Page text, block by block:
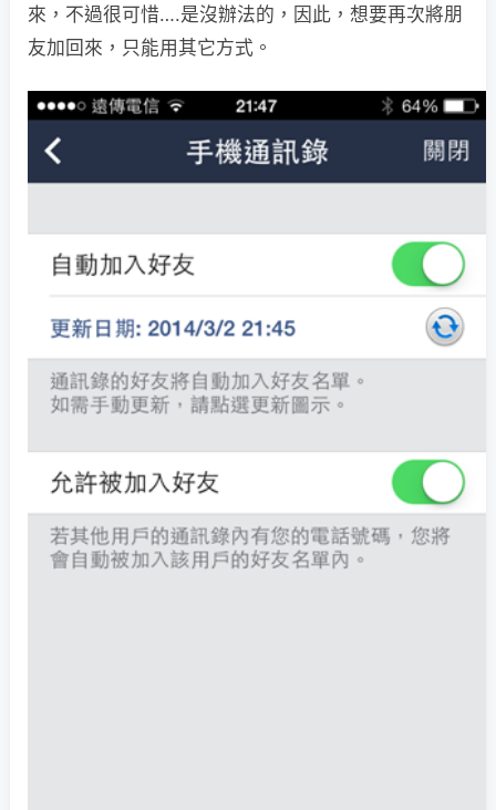
來，不過很可惜….是沒辦法的，因此，想要再次將朋
友加回來，只能用其它方式。